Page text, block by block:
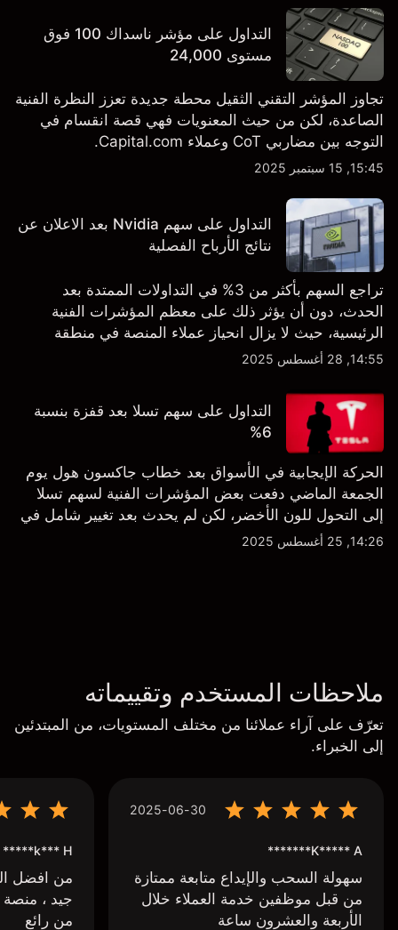
التداول على مؤشر ناسداك 100 فوق
مستوى 24,000
تجاوز المؤشر التقني الثقيل محطة جديدة تعزز النظرة الفنية
الصاعدة، لكن من حيث المعنويات فهي قصة انقسام في
التوجه بين مضاربي CoT وعملاء Capital.com.
15:45, 15 سبتمبر 2025
التداول على سهم Nvidia بعد الاعلان عن
نتائج الأرباح الفصلية
تراجع السهم بأكثر من 3% في التداولات الممتدة بعد
الحدث، دون أن يؤثر ذلك على معظم المؤشرات الفنية
الرئيسية، حيث لا يزال انحياز عملاء المنصة في منطقة
الشراء المفرط.
14:55, 28 أغسطس 2025
التداول على سهم تسلا بعد قفزة بنسبة
6%
الحركة الإيجابية في الأسواق بعد خطاب جاكسون هول يوم
الجمعة الماضي دفعت بعض المؤشرات الفنية لسهم تسلا
إلى التحول للون الأخضر، لكن لم يحدث بعد تغيير شامل في
النظرة الفنية سواء على الإطار اليومي أو الأسبوعي.
14:26, 25 أغسطس 2025
ملاحظات المستخدم وتقييماته
تعرّف على آراء عملائنا من مختلف المستويات، من المبتدئين
إلى الخبراء.
2025-06-30
K***** A*******
سهولة السحب والإيداع متابعة ممتازة
من قبل موظفين خدمة العملاء خلال
الأربعة والعشرون ساعة
k*** H*****
من افضل
جيد ،
من رائع